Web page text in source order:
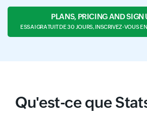
PLANS, PRICING AND SIGN
ESSAI GRATUIT DE 30 JOURS, INSCRIVEZ-VOUS
Qu'est-ce que